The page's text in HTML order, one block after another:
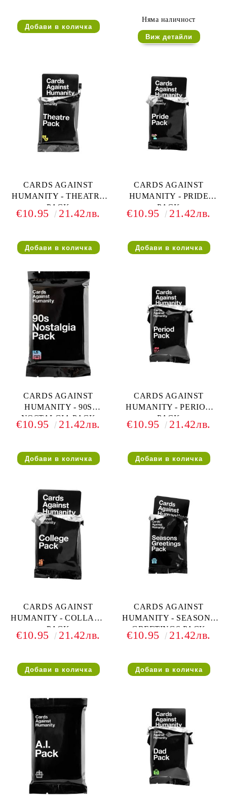
Няма наличност
Виж детайли
CARDS AGAINST
HUMANITY - THEATRE
PACK
€10.95 21.42лв.
CARDS AGAINST
HUMANITY - PRIDE
PACK
€10.95 21.42лв.
CARDS AGAINST
HUMANITY - 90S
NOSTALGIA PACK
€10.95 21.42лв.
CARDS AGAINST
HUMANITY - PERIOD
PACK
€10.95 21.42лв.
CARDS AGAINST
HUMANITY - COLLAGE
PACK
€10.95 21.42лв.
CARDS AGAINST
HUMANITY - SEASONS
GREETINGS PACK
€10.95 21.42лв.